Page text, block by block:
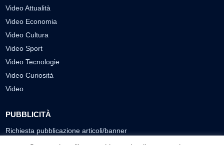
Video Attualità
Video Economia
Video Cultura
Video Sport
Video Tecnologie
Video Curiosità
Video
PUBBLICITÀ
Richiesta pubblicazione articoli/banner